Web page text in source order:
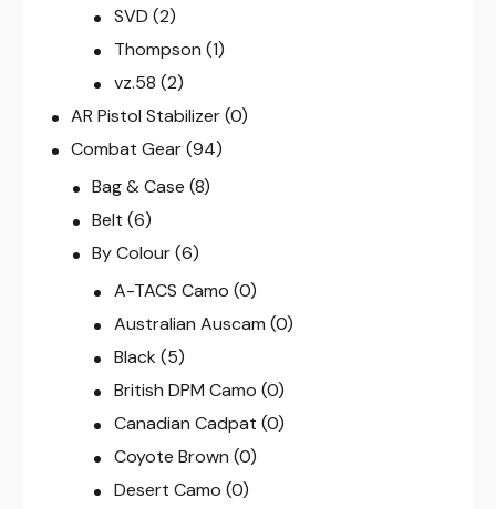
SVD (2)
Thompson (1)
vz.58 (2)
AR Pistol Stabilizer(0)
Combat Gear(94)
Bag & Case (8)
Belt (6)
By Colour (6)
A-TACS Camo (0)
Australian Auscam (0)
Black (5)
British DPM Camo (0)
Canadian Cadpat (0)
Coyote Brown (0)
Desert Camo (0)